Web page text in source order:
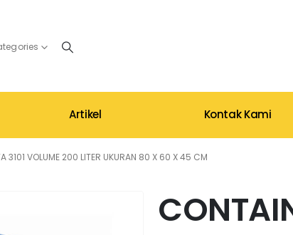
Artikel Kontak Kami
3101 VOLUME 200 LITER UKURAN 80 X 60 X 45 CM